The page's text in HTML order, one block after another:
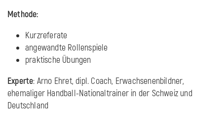
Methode:
Kurzreferate
angewandte Rollenspiele
praktische Übungen
Experte: Arno Ehret, dipl. Coach, Erwachsenenbildner,
ehemaliger Handball-Nationaltrainer in der Schweiz und
Deutschland